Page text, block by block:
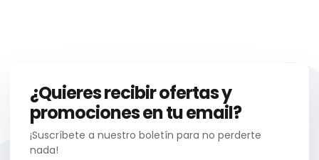
¿Quieres recibir ofertas y
promociones en tu email?
¡Suscríbete a nuestro boletín para no perderte
nada!